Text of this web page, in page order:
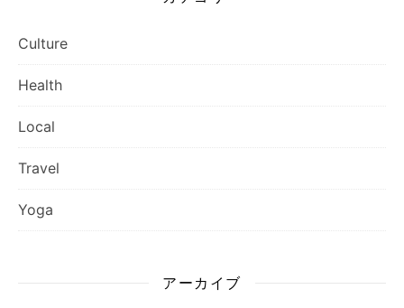
Culture
Health
Local
Travel
Yoga
アーカイブ